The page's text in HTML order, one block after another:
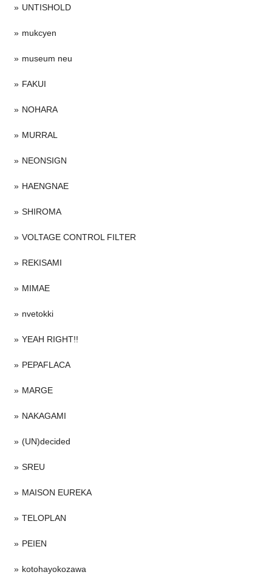
UNTISHOLD
mukcyen
museum neu
FAKUI
NOHARA
MURRAL
NEONSIGN
HAENGNAE
SHIROMA
VOLTAGE CONTROL FILTER
REKISAMI
MIMAE
nvetokki
YEAH RIGHT!!
PEPAFLACA
MARGE
NAKAGAMI
(UN)decided
SREU
MAISON EUREKA
TELOPLAN
PEIEN
kotohayokozawa